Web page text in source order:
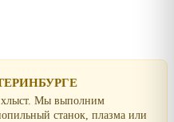
хлыст. Мы выполним
станок, плазма или